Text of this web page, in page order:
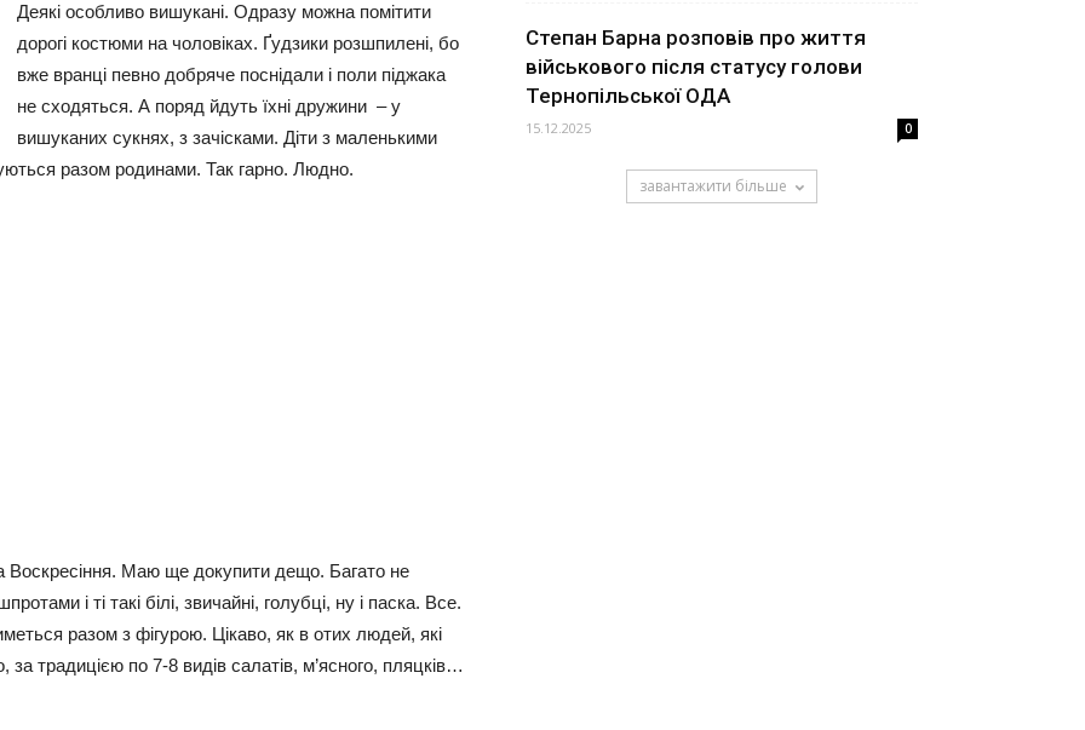
Деякі особливо вишукані. Одразу можна помітити
дорогі костюми на чоловіках. Ґудзики розшпилені, бо
вже вранці певно добряче поснідали і поли піджака
не сходяться. А поряд йдуть їхні дружини – у
вишуканих сукнях, з зачісками. Діти з маленькими
разом родинами. Так гарно. Людно.
Воскресіння. Маю ще докупити дещо. Багато не
і ті такі білі, звичайні, голубці, ну і паска. Все.
разом з фігурою. Цікаво, як в отих людей, які
традицією по 7-8 видів салатів, м’ясного, пляцків…
Степан Барна розповів про життя
військового після статусу голови
Тернопільської ОДА
15.12.2025 0
завантажити більше